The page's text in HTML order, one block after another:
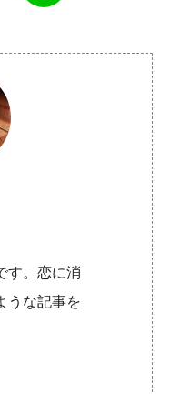
す。恋に消
うな記事を